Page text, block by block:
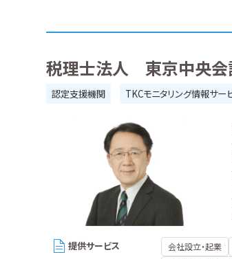
税理士法人 東京中央会
認定支援機関 TKCモニタリング情報サー
提供サービス 会社設立・起業